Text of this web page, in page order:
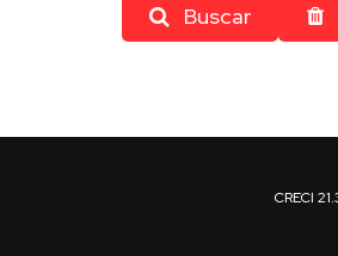
Buscar